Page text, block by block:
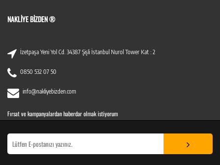
NAKLIYE BIZDEN ®
İzetpaşa Yeni Yol Cd. 34387 Şişli İstanbul Nurol Tower Kat : 2
0850 532 07 50
info@nakliyebizden.com
Fırsat ve kampanyalardan haberdar olmak istiyorum